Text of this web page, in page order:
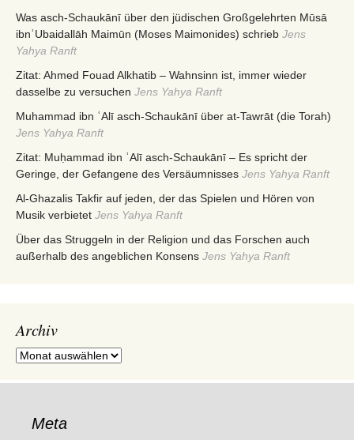
Was asch-Schaukānī über den jüdischen Großgelehrten Mūsā
ibnʿUbaidallāh Maimūn (Moses Maimonides) schrieb Jens
Yahya Ranft
Zitat: Ahmed Fouad Alkhatib – Wahnsinn ist, immer wieder
dasselbe zu versuchen Jens Yahya Ranft
Muhammad ibn ʿAlī asch-Schaukānī über at-Tawrāt (die Torah)
Jens Yahya Ranft
Zitat: Muḥammad ibn ʿAlī asch-Schaukānī – Es spricht der
Geringe, der Gefangene des Versäumnisses Jens Yahya Ranft
Al-Ghazalis Takfir auf jeden, der das Spielen und Hören von
Musik verbietet Jens Yahya Ranft
Über das Struggeln in der Religion und das Forschen auch
außerhalb des angeblichen Konsens Jens Yahya Ranft
Archiv
Archiv
Meta